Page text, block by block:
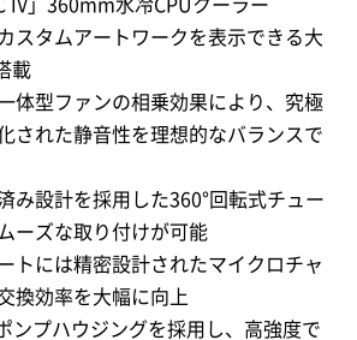
IV」360mm水冷CPUクーラー
スタムアートワークを表示できる大
載
体型ファンの相乗効果により、究極
された静音性を理想的なバランスで
み設計を採用した360°回転式チュー
ーズな取り付けが可能
トには精密設計されたマイクロチャ
換効率を大幅に向上
ンプハウジングを採用し、高強度で